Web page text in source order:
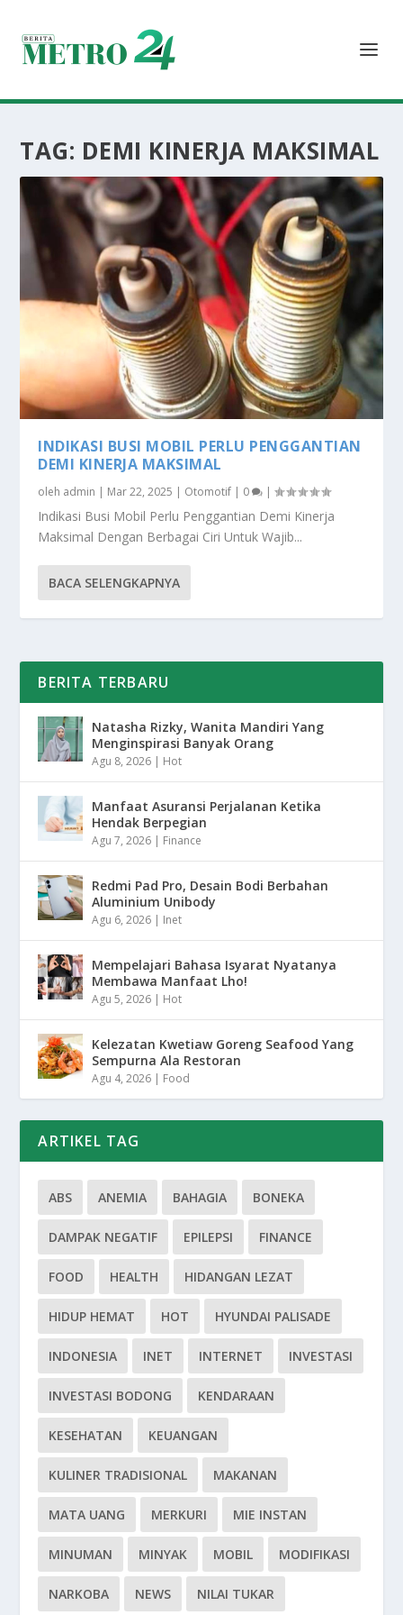
TAG: DEMI KINERJA MAKSIMAL
INDIKASI BUSI MOBIL PERLU PENGGANTIAN
DEMI KINERJA MAKSIMAL
oleh admin | Mar 22, 2025 | Otomotif | 0 |
Indikasi Busi Mobil Perlu Penggantian Demi Kinerja
Maksimal Dengan Berbagai Ciri Untuk Wajib...
BACA SELENGKAPNYA
BERITA TERBARU
Natasha Rizky, Wanita Mandiri Yang
Menginspirasi Banyak Orang
Agu 8, 2026 | Hot
Manfaat Asuransi Perjalanan Ketika
Hendak Berpegian
Agu 7, 2026 | Finance
Redmi Pad Pro, Desain Bodi Berbahan
Aluminium Unibody
Agu 6, 2026 | Inet
Mempelajari Bahasa Isyarat Nyatanya
Membawa Manfaat Lho!
Agu 5, 2026 | Hot
Kelezatan Kwetiaw Goreng Seafood Yang
Sempurna Ala Restoran
Agu 4, 2026 | Food
ARTIKEL TAG
ABS ANEMIA BAHAGIA BONEKA
DAMPAK NEGATIF EPILEPSI FINANCE
FOOD HEALTH HIDANGAN LEZAT
HIDUP HEMAT HOT HYUNDAI PALISADE
INDONESIA INET INTERNET INVESTASI
INVESTASI BODONG KENDARAAN
KESEHATAN KEUANGAN
KULINER TRADISIONAL MAKANAN
MATA UANG MERKURI MIE INSTAN
MINUMAN MINYAK MOBIL MODIFIKASI
NARKOBA NEWS NILAI TUKAR